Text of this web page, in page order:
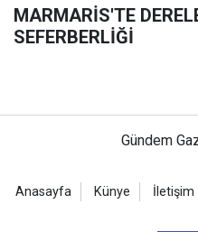
MARMARİS'TE
SEFERBERLİĞİ
Gündem
Anasayfa Künye İletişim